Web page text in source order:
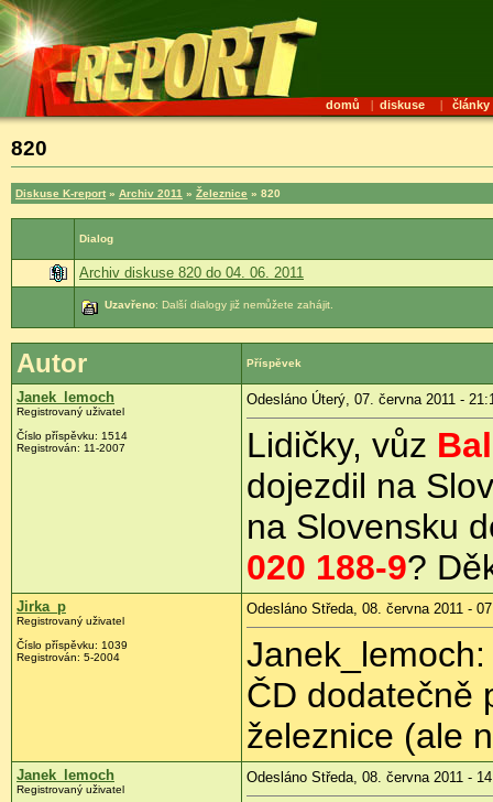
domů | diskuse | články
820
Diskuse K-report » Archiv 2011 » Železnice » 820
Dialog
Archiv diskuse 820 do 04. 06. 2011
Uzavřeno: Další dialogy již nemůžete zahájit.
Autor Příspěvek
Janek_lemoch
Registrovaný uživatel
Číslo příspěvku: 1514
Registrován: 11-2007
Odesláno Úterý, 07. června 2011 -
Lidičky, vůz
dojezdil na
na Slovensku
020 188-9?
Jirka_p
Registrovaný uživatel
Číslo příspěvku: 1039
Registrován: 5-2004
Odesláno Středa, 08. června 2011 -
ČD dodatečně
železnice (ale
Janek_lemoch
Registrovaný uživatel
Odesláno Středa, 08. června 2011 -